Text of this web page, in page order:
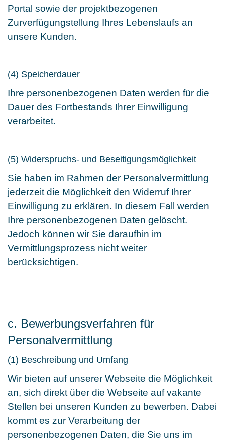
Portal sowie der projektbezogenen
Zurverfügungstellung Ihres Lebenslaufs an
unsere Kunden.
(4) Speicherdauer
Ihre personenbezogenen Daten werden für die
Dauer des Fortbestands Ihrer Einwilligung
verarbeitet.
(5) Widerspruchs- und Beseitigungsmöglichkeit
Sie haben im Rahmen der Personalvermittlung
jederzeit die Möglichkeit den Widerruf Ihrer
Einwilligung zu erklären. In diesem Fall werden
Ihre personenbezogenen Daten gelöscht.
Jedoch können wir Sie daraufhin im
Vermittlungsprozess nicht weiter
berücksichtigen.
c. Bewerbungsverfahren für
Personalvermittlung
(1) Beschreibung und Umfang
Wir bieten auf unserer Webseite die Möglichkeit
an, sich direkt über die Webseite auf vakante
Stellen bei unseren Kunden zu bewerben. Dabei
kommt es zur Verarbeitung der
personenbezogenen Daten, die Sie uns im